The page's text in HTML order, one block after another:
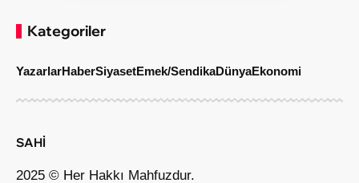
Kategoriler
YazarlarHaberSiyasetEmek/SendikaDünyaEkonomi
SAHİ
2025 © Her Hakkı Mahfuzdur.